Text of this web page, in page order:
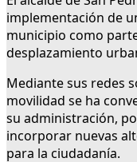
implementación de
municipio como
desplazamiento
Mediante sus redes
movilidad se ha
su administración,
incorporar nuevas
para la ciudadanía.